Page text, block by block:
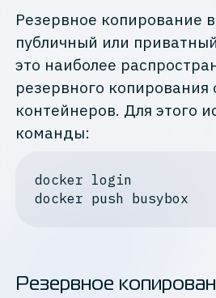
Резервное копирование
публичный или
это наиболее
резервного копирования
контейнеров. Для этого
команды:
docker login
Резервное